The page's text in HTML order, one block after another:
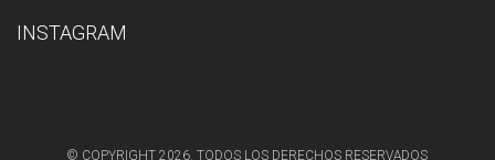
INSTAGRAM
© COPYRIGHT 2026. TODOS LOS DERECHOS RESERVADOS